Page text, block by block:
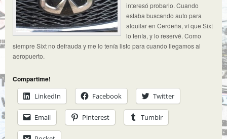
interesó probarlo. Cuando
estaba buscando auto para
alquilar en Cerdeña, ví que Sixt
lo tenía, y lo reservé. Como
siempre Sixt no defrauda y me lo tenía listo para cuando llegamos al
aeropuerto.
Compartime!
LinkedIn
Facebook Twitter
Email Pinterest Tumblr